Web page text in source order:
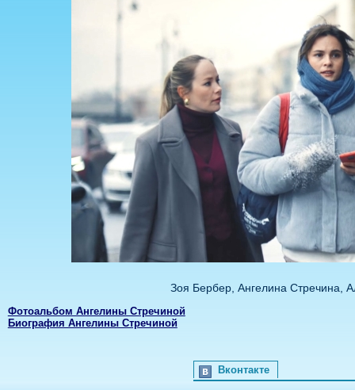
Зоя Бербер, Ангелина Стречина,
Фотоальбом Ангелины Стречиной
Биография Ангелины Стречиной
Вконтакте